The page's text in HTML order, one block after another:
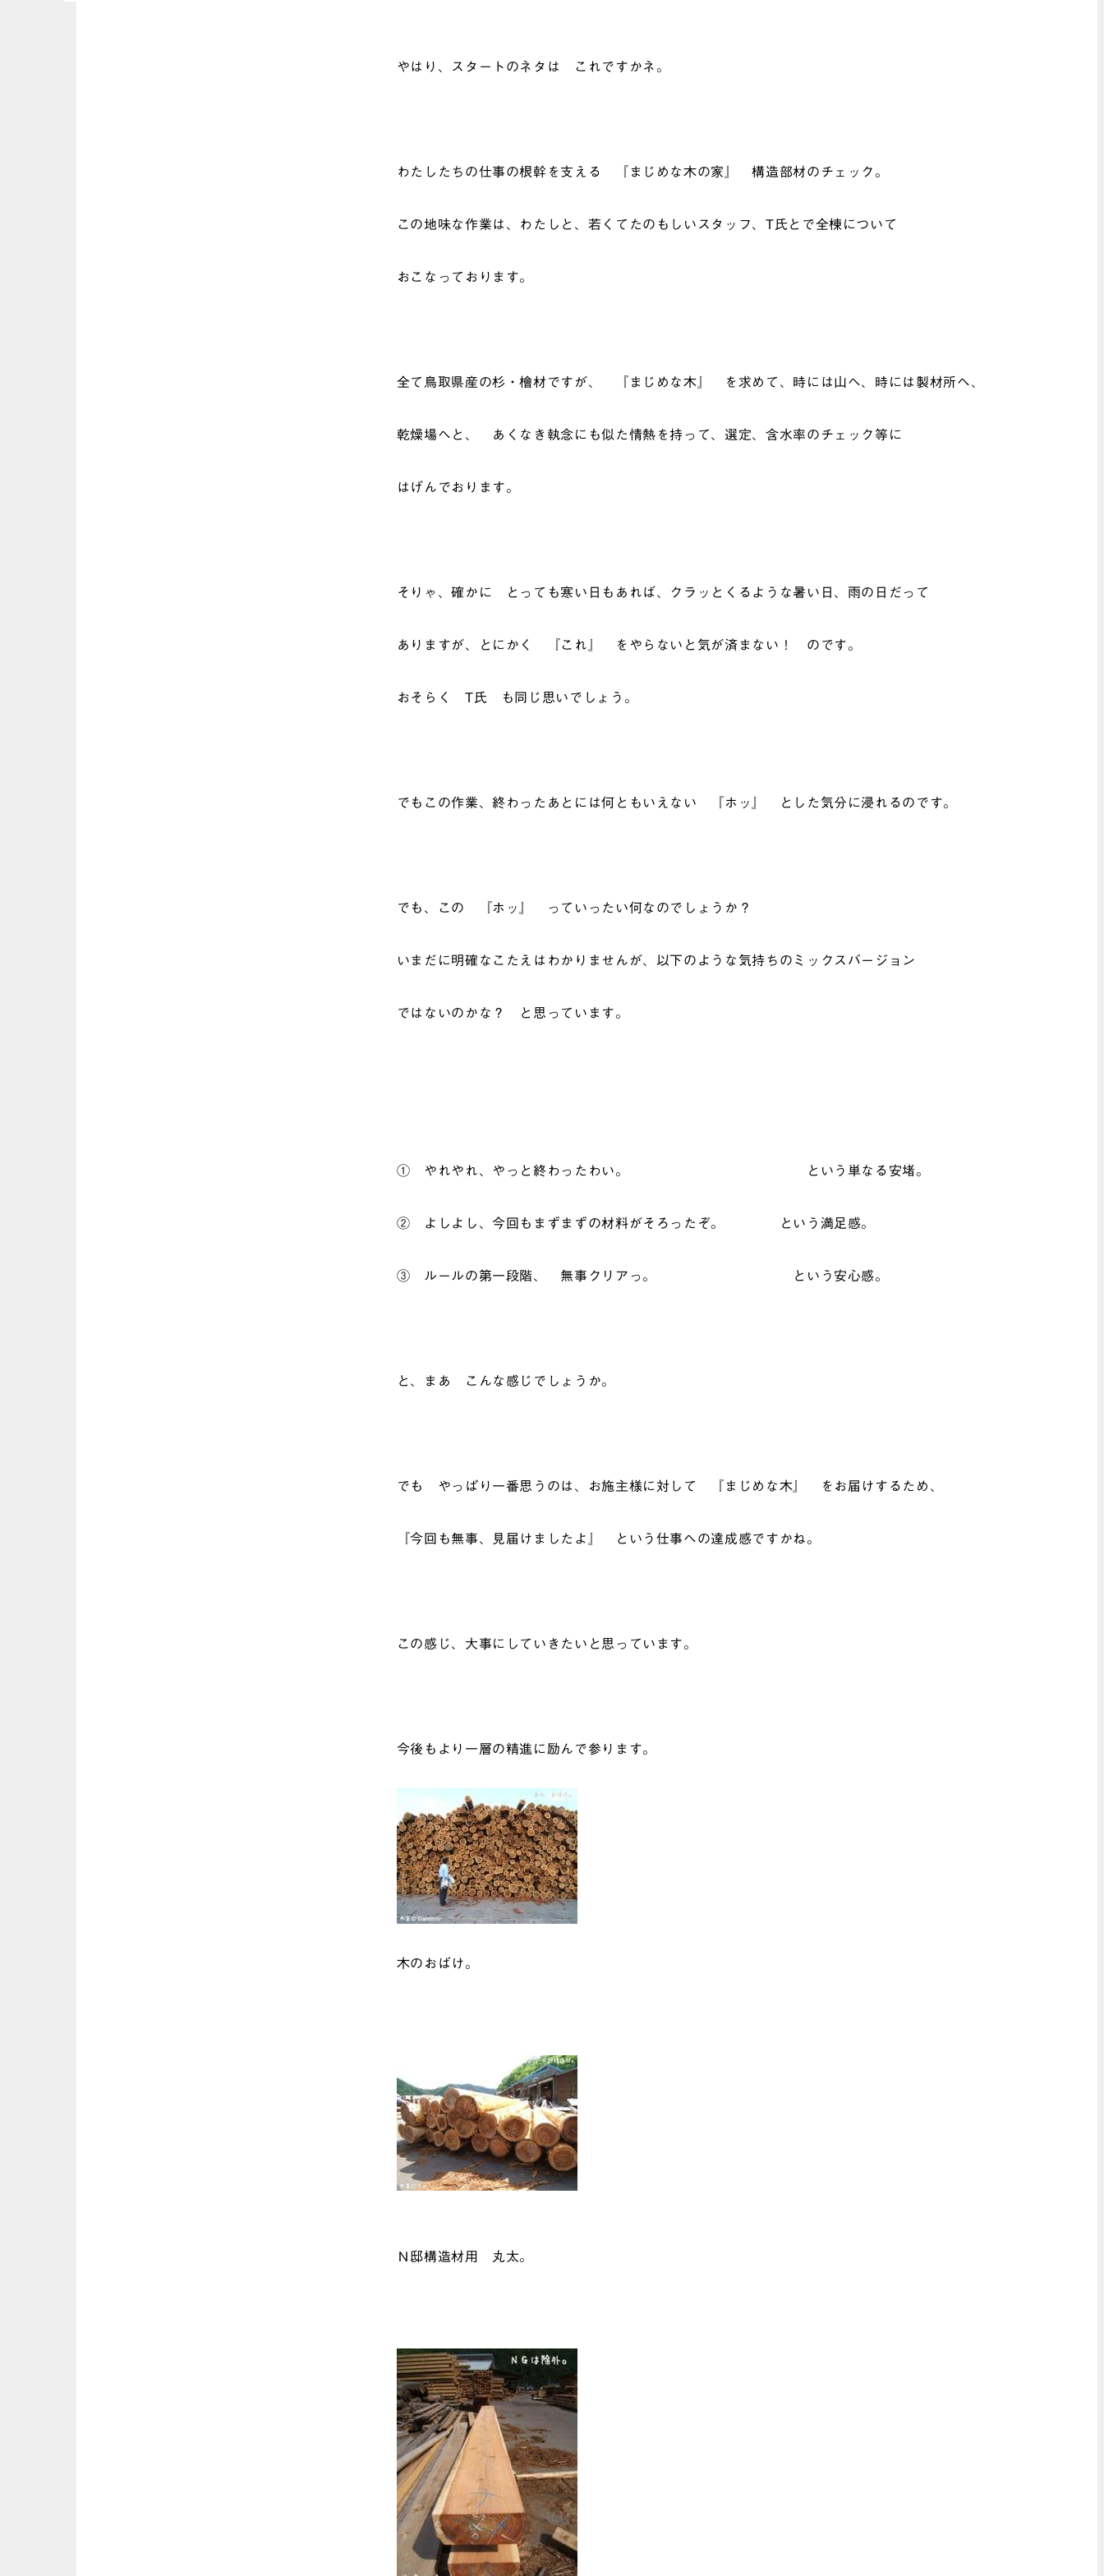
やはり、スタートのネタは これですかネ。
わたしたちの仕事の根幹を支える 『まじめな木の家』 構造部材のチェック。
この地味な作業は、わたしと、若くてたのもしいスタッフ、T氏とで全棟について
おこなっております。
全て鳥取県産の杉・檜材ですが、 『まじめな木』 を求めて、時には山へ、時には製材所へ、
乾燥場へと、 あくなき執念にも似た情熱を持って、選定、含水率のチェック等に
はげんでおります。
そりゃ、確かに とっても寒い日もあれば、クラッとくるような暑い日、雨の日だって
ありますが、とにかく 『これ』 をやらないと気が済まない！ のです。
おそらく T氏 も同じ思いでしょう。
でもこの作業、終わったあとには何ともいえない 『ホッ』 とした気分に浸れるのです。
でも、この 『ホッ』 っていったい何なのでしょうか？
いまだに明確なこたえはわかりませんが、以下のような気持ちのミックスバージョン
ではないのかな？ と思っています。
① やれやれ、やっと終わったわい。 という単なる安堵。
② よしよし、今回もまずまずの材料がそろったぞ。 という満足感。
③ ルールの第一段階、 無事クリアっ。 という安心感。
と、まあ こんな感じでしょうか。
でも やっぱり一番思うのは、お施主様に対して 『まじめな木』 をお届けするため、
『今回も無事、見届けましたよ』 という仕事への達成感ですかね。
この感じ、大事にしていきたいと思っています。
今後もより一層の精進に励んで参ります。
木のおばけ。
Ｎ邸構造材用 丸太。